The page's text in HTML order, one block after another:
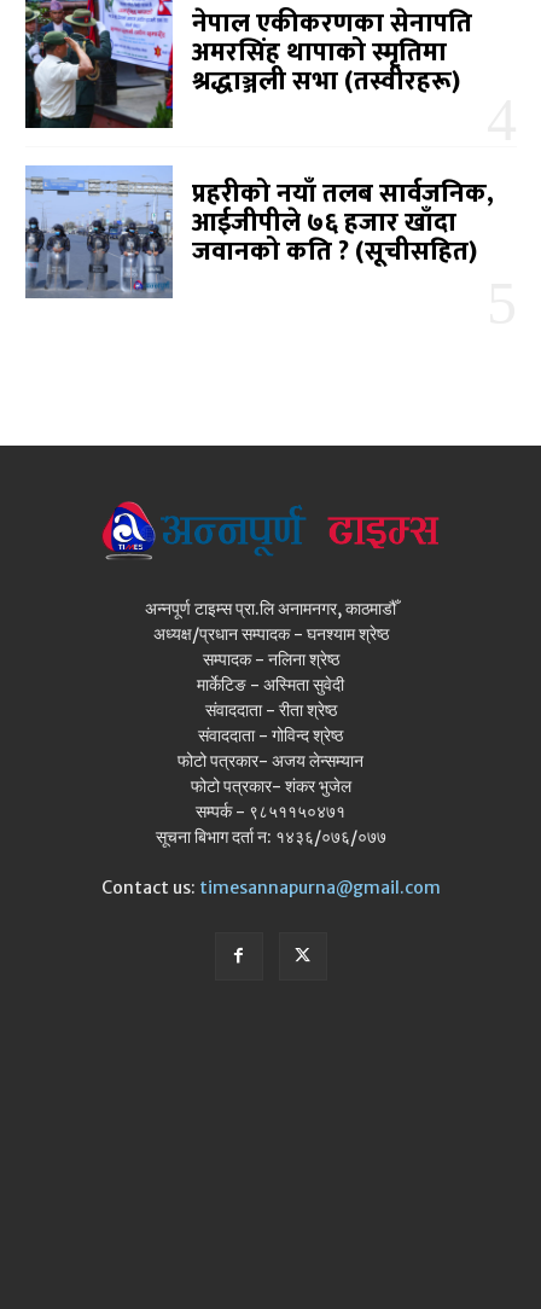
नेपाल एकीकरणका सेनापति
अमरसिंह थापाको स्मृतिमा
श्रद्धाञ्जली सभा (तस्वीरहरू)
प्रहरीको नयाँ तलब सार्वजनिक,
आईजीपीले ७६ हजार खाँदा
जवानको कति ? (सूचीसहित)
अन्नपूर्ण टाइम्स प्रा.लि अनामनगर, काठमाडौँ
अध्यक्ष/प्रधान सम्पादक - घनश्याम श्रेष्ठ
सम्पादक - नलिना श्रेष्ठ
मार्केटिङ - अस्मिता सुवेदी
संवाददाता - रीता श्रेष्ठ
संवाददाता - गोविन्द श्रेष्ठ
फोटो पत्रकार- अजय लेन्सम्यान
फोटो पत्रकार- शंकर भुजेल
सम्पर्क - ९८५११५०४७१
सूचना बिभाग दर्ता न: १४३६/०७६/०७७
Contact us: timesannapurna@gmail.com